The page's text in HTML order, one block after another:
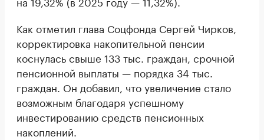
Как отметил глава Соцфонда Сергей Чирков,
корректировка накопительной пенсии
коснулась свыше 133 тыс. граждан, срочной
пенсионной выплаты — порядка 34 тыс.
граждан. Он добавил, что увеличение стало
возможным благодаря успешному
инвестированию средств пенсионных
накоплений.